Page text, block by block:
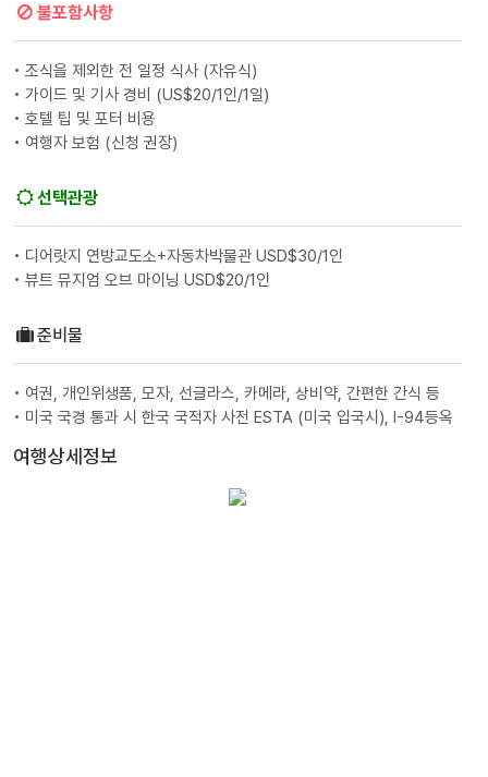
불포함사항
• 조식을 제외한 전 일정 식사 (자유식)
• 가이드 및 기사 경비 (US$20/1인/1일)
• 호텔 팁 및 포터 비용
• 여행자 보험 (신청 권장)
선택관광
• 디어랏지 연방교도소+자동차박물관 USD$30/1인
• 뷰트 뮤지엄 오브 마이닝 USD$20/1인
준비물
• 여권, 개인위생품, 모자, 선글라스, 카메라, 상비약, 간편한 간식 등
• 미국 국경 통과 시 한국 국적자 사전 ESTA (미국 입국시), I-94등옥
여행상세정보